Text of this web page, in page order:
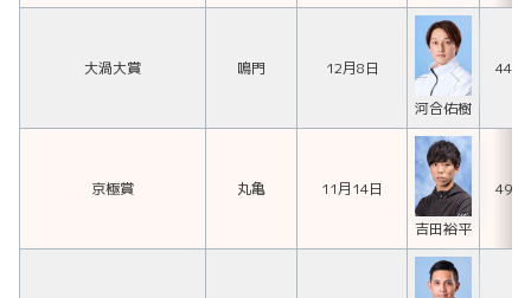
大渦大賞 鳴門 12月8日
河合佑樹
京極賞 丸亀 11月14日
吉田裕平